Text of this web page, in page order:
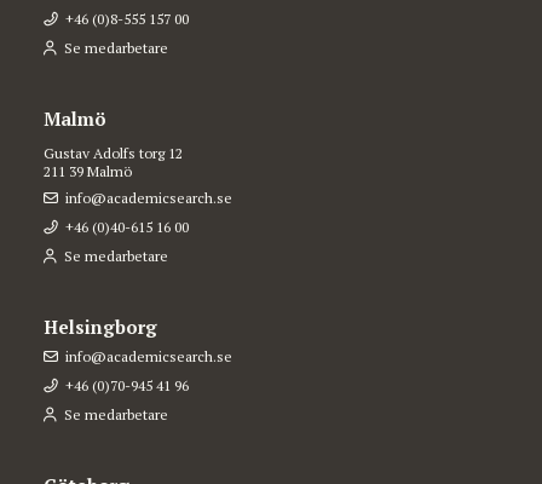
+46 (0)8-555 157 00
Se medarbetare
Malmö
Gustav Adolfs torg 12
211 39 Malmö
info@academicsearch.se
+46 (0)40-615 16 00
Se medarbetare
Helsingborg
info@academicsearch.se
+46 (0)70-945 41 96
Se medarbetare